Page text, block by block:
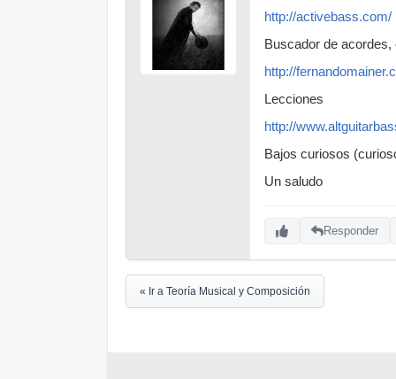
http://activebass.com/
Buscador de
http://
Lecciones
http://
Bajos curiosos
Un saludo
Responder
« Ir a Teoría Musical y Composición